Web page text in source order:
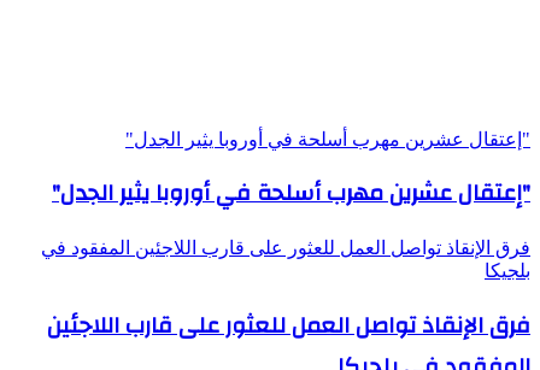
"إعتقال عشرين مهرب أسلحة في أوروبا يثير الجدل"
"إعتقال عشرين مهرب أسلحة في أوروبا يثير الجدل"
فرق الإنقاذ تواصل العمل للعثور على قارب اللاجئين المفقود في
بلجيكا
فرق الإنقاذ تواصل العمل للعثور على قارب اللاجئين